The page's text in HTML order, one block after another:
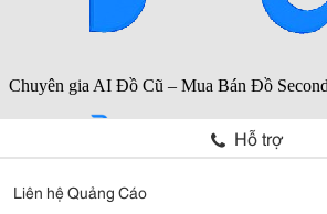
Hỗ trợ
Liên hệ Quảng Cáo